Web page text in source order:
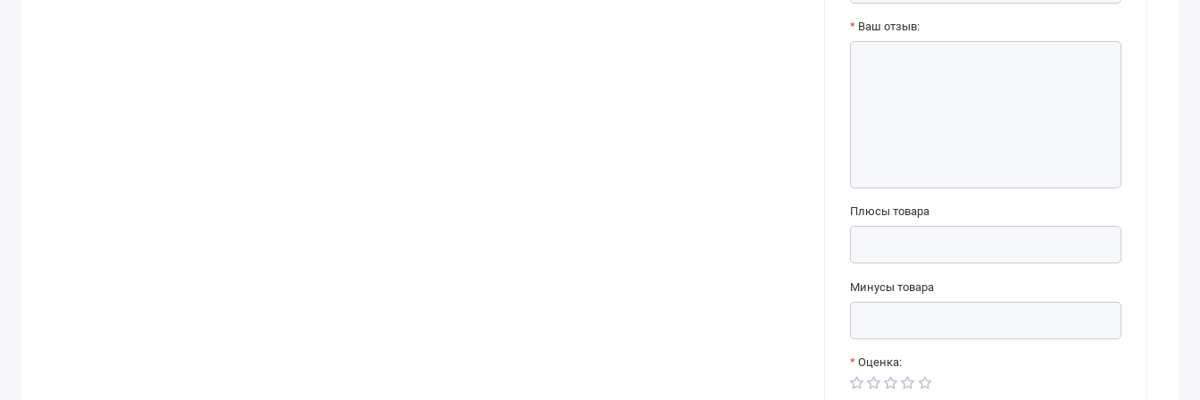
Ваш отзыв:
Плюсы товара
Минусы товара
Оценка: